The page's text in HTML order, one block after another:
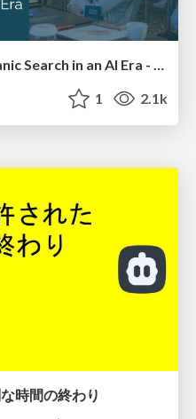
Winning Ecommerce Organic Search in an AI Era - #searchnstuff2025
1 2.1k
時間の終わり